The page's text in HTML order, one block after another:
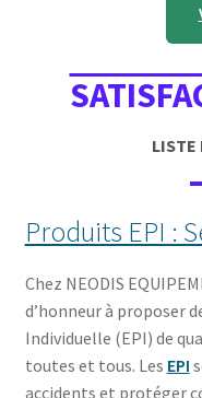
LISTE
Produits EPI :
Chez NEODIS
d’honneur à proposer
Individuelle (EPI) de
toutes et tous. Les EPI
accidents et protéger